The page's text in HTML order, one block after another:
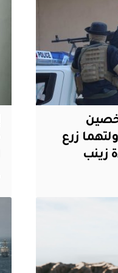
زرع
زينب